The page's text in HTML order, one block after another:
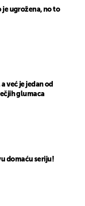
je ugrožena, no to
već je jedan od
glumaca
domaću seriju!